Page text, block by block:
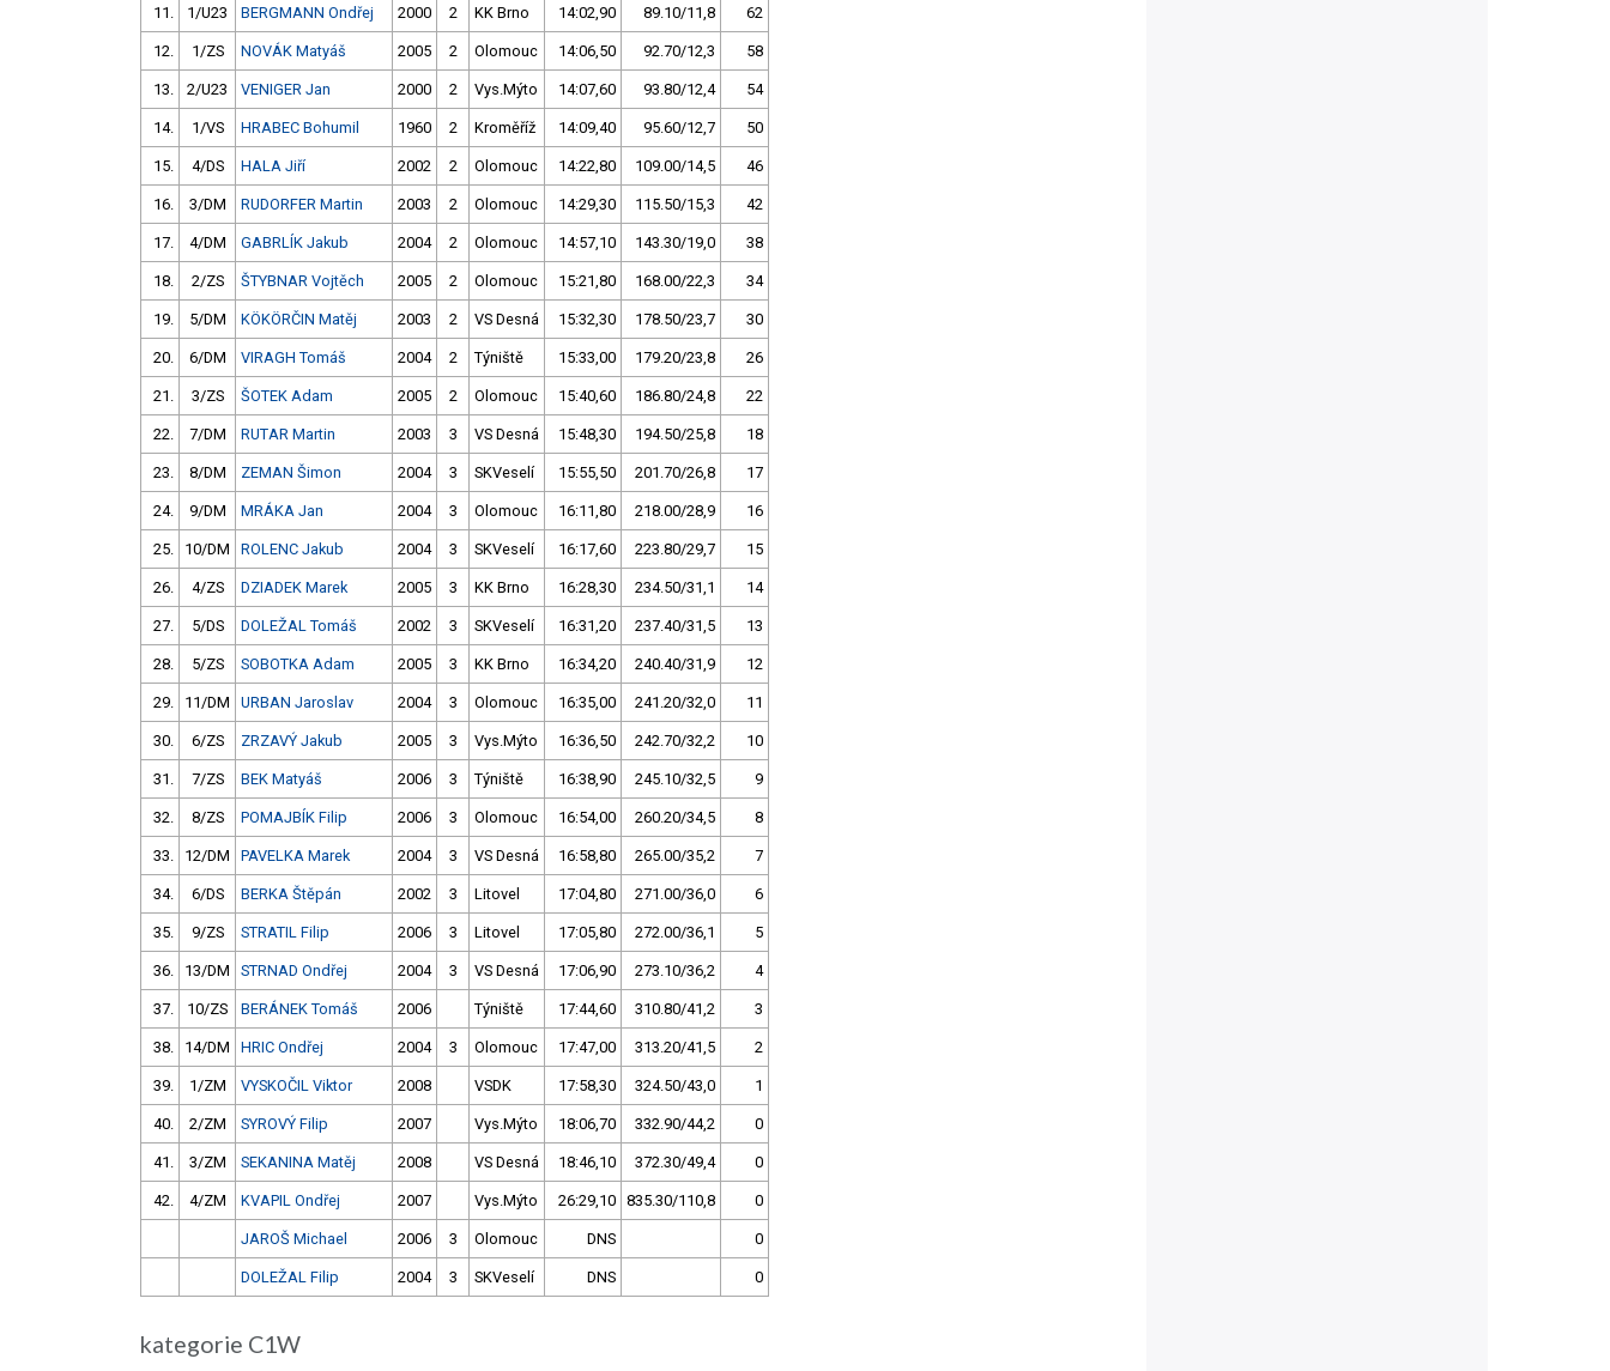
11. 1/U23 BERGMANN Ondřej 2000 2 KK Brno 14:02,90 89.10/11,8 62
12. 1/ZS NOVÁK Matyáš 2005 2 Olomouc 14:06,50 92.70/12,3 58
13. 2/U23 VENIGER Jan 2000 2 Vys.Mýto 14:07,60 93.80/12,4 54
14. 1/VS HRABEC Bohumil 1960 2 Kroměříž 14:09,40 95.60/12,7 50
15. 4/DS HALA Jiří 2002 2 Olomouc 14:22,80 109.00/14,5 46
16. 3/DM RUDORFER Martin 2003 2 Olomouc 14:29,30 115.50/15,3 42
17. 4/DM GABRLÍK Jakub 2004 2 Olomouc 14:57,10 143.30/19,0 38
18. 2/ZS ŠTYBNAR Vojtěch 2005 2 Olomouc 15:21,80 168.00/22,3 34
19. 5/DM KÖKÖRČIN Matěj 2003 2 VS Desná 15:32,30 178.50/23,7 30
20. 6/DM VIRAGH Tomáš 2004 2 Týniště 15:33,00 179.20/23,8 26
21. 3/ZS ŠOTEK Adam 2005 2 Olomouc 15:40,60 186.80/24,8 22
22. 7/DM RUTAR Martin 2003 3 VS Desná 15:48,30 194.50/25,8 18
23. 8/DM ZEMAN Šimon 2004 3 SKVeselí 15:55,50 201.70/26,8 17
24. 9/DM MRÁKA Jan 2004 3 Olomouc 16:11,80 218.00/28,9 16
25. 10/DM ROLENC Jakub 2004 3 SKVeselí 16:17,60 223.80/29,7 15
26. 4/ZS DZIADEK Marek 2005 3 KK Brno 16:28,30 234.50/31,1 14
27. 5/DS DOLEŽAL Tomáš 2002 3 SKVeselí 16:31,20 237.40/31,5 13
28. 5/ZS SOBOTKA Adam 2005 3 KK Brno 16:34,20 240.40/31,9 12
29. 11/DM URBAN Jaroslav 2004 3 Olomouc 16:35,00 241.20/32,0 11
30. 6/ZS ZRZAVÝ Jakub 2005 3 Vys.Mýto 16:36,50 242.70/32,2 10
31. 7/ZS BEK Matyáš 2006 3 Týniště 16:38,90 245.10/32,5 9
32. 8/ZS POMAJBÍK Filip 2006 3 Olomouc 16:54,00 260.20/34,5 8
33. 12/DM PAVELKA Marek 2004 3 VS Desná 16:58,80 265.00/35,2 7
34. 6/DS BERKA Štěpán 2002 3 Litovel 17:04,80 271.00/36,0 6
35. 9/ZS STRATIL Filip 2006 3 Litovel 17:05,80 272.00/36,1 5
36. 13/DM STRNAD Ondřej 2004 3 VS Desná 17:06,90 273.10/36,2 4
37. 10/ZS BERÁNEK Tomáš 2006 Týniště 17:44,60 310.80/41,2 3
38. 14/DM HRIC Ondřej 2004 3 Olomouc 17:47,00 313.20/41,5 2
39. 1/ZM VYSKOČIL Viktor 2008 VSDK 17:58,30 324.50/43,0 1
40. 2/ZM SYROVÝ Filip 2007 Vys.Mýto 18:06,70 332.90/44,2 0
41. 3/ZM SEKANINA Matěj 2008 VS Desná 18:46,10 372.30/49,4 0
42. 4/ZM KVAPIL Ondřej 2007 Vys.Mýto 26:29,10 835.30/110,8 0
JAROŠ Michael 2006 3 Olomouc DNS 0
DOLEŽAL Filip 2004 3 SKVeselí DNS 0
kategorie C1W